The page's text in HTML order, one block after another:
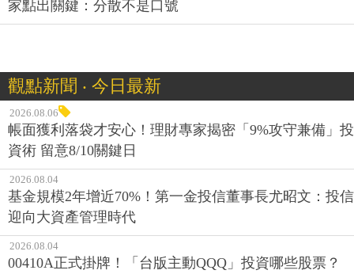
家點出關鍵：分散不是口號
觀點新聞 ‧ 今日最新
2026.08.06
帳面獲利落袋才安心！理財專家揭密「9%攻守兼備」投
資術 留意8/10關鍵日
2026.08.04
基金規模2年增近70%！第一金投信董事長尤昭文：投信
迎向大資產管理時代
2026.08.04
00410A正式掛牌！「台版主動QQQ」投資哪些股票？